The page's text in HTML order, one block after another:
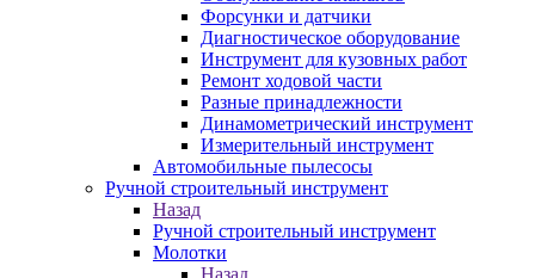
Форсунки и датчики
Диагностическое оборудование
Инструмент для кузовных работ
Ремонт ходовой части
Разные принадлежности
Динамометрический инструмент
Измерительный инструмент
Автомобильные пылесосы
Ручной строительный инструмент
Назад
Ручной строительный инструмент
Молотки
Назад